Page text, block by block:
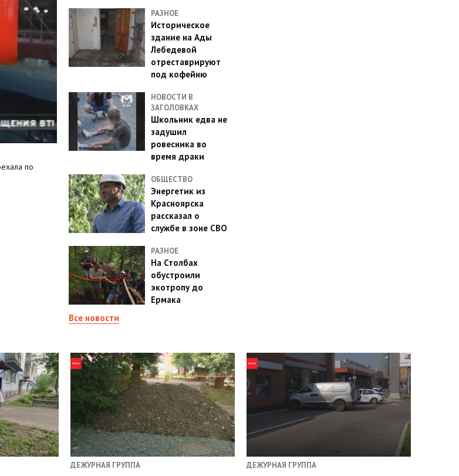
по
РАЗНОЕ
Историческое
здание на Ады
Лебедевой
отреставрируют
под кофейню
НОВОСТИ В
ЗАГОЛОВКАХ
Школьник едва не
задушил
ровесника во
время драки
ОБЩЕСТВО
Энергетик из
Красноярска
рассказал о
службе в зоне СВО
РАЗНОЕ
На Столбах
обустроили
экотропу до
Ермака
Все новости
ДЕЖУРНАЯ ГРУППА ДЕЖУРНАЯ ГРУППА